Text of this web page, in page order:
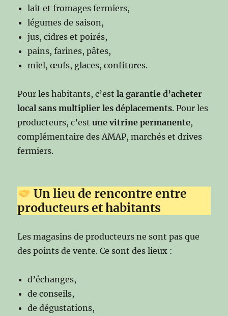
lait et fromages fermiers,
légumes de saison,
jus, cidres et poirés,
pains, farines, pâtes,
miel, œufs, glaces, confitures.
Pour les habitants, c’estla garantie d’acheter
local sans multiplier les déplacements. Pour les
producteurs, c’estune vitrine permanente,
complémentaire des AMAP, marchés et drives
fermiers.
Un lieu de rencontre entre
producteurs et habitants
Les magasins de producteurs ne sont pas que
des points de vente. Ce sont des lieux :
d’échanges,
de conseils,
de dégustations,